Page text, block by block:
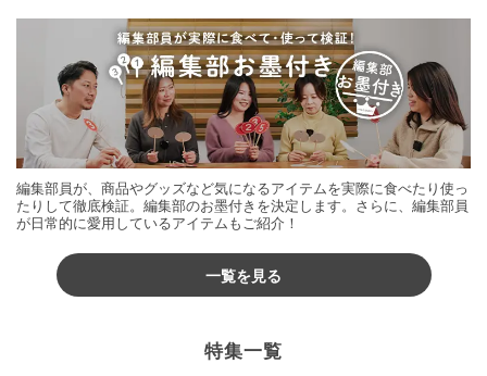
編集部員が、商品やグッズなど気になるアイテムを実際に食べたり使っ
たりして徹底検証。編集部のお墨付きを決定します。さらに、編集部員
が日常的に愛用しているアイテムもご紹介！
一覧を見る
特集一覧